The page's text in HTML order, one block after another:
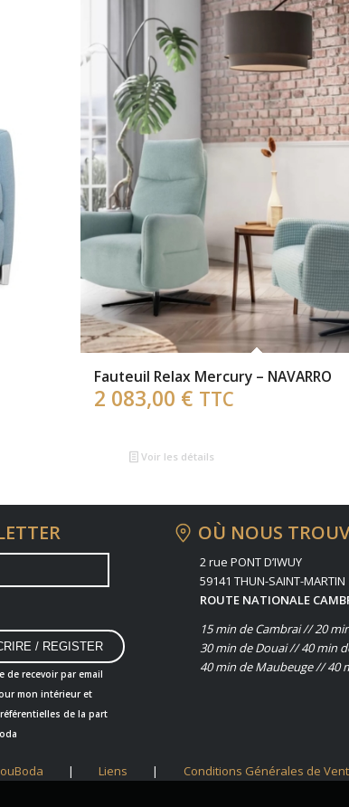
Fauteuil Relax Mercury – NAVARRO
2 083,00 € TTC
Voir les détails
de recevoir par email
mon intérieur et
de la part
OÙ NOUS
2 rue PONT D’IWUY
59141 THUN-SAINT-MARTIN
ROUTE NATIONALE
15 min de Cambrai // 20
30 min de Douai // 40 min
40 min de Maubeuge // 40
| Liens | Conditions Générales de